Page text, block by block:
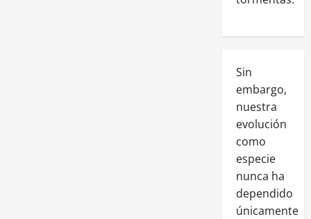
Sin
embargo,
nuestra
evolución
como
especie
nunca ha
dependido
únicamente